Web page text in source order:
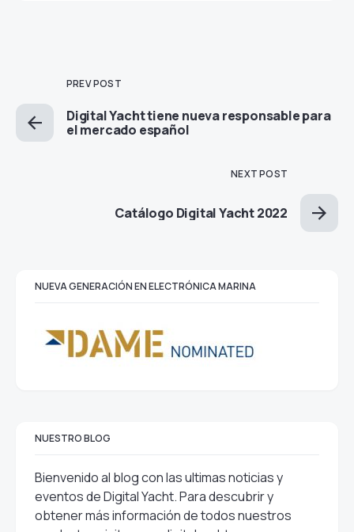
PREV POST
Digital Yacht tiene nueva responsable para
el mercado español
NEXT POST
Catálogo Digital Yacht 2022
NUEVA GENERACIÓN EN ELECTRÓNICA MARINA
NUESTRO BLOG
Bienvenido al blog con las ultimas noticias y
eventos de Digital Yacht. Para descubrir y
obtener más información de todos nuestros